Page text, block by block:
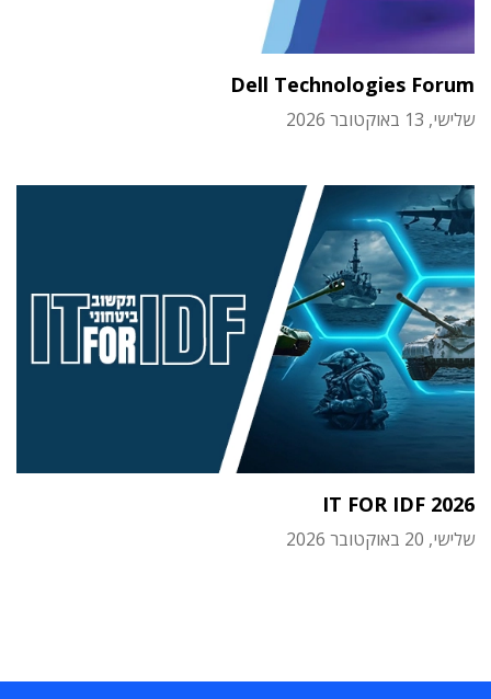
Dell Technologies Forum
שלישי, 13 באוקטובר 2026
IT FOR IDF 2026
שלישי, 20 באוקטובר 2026